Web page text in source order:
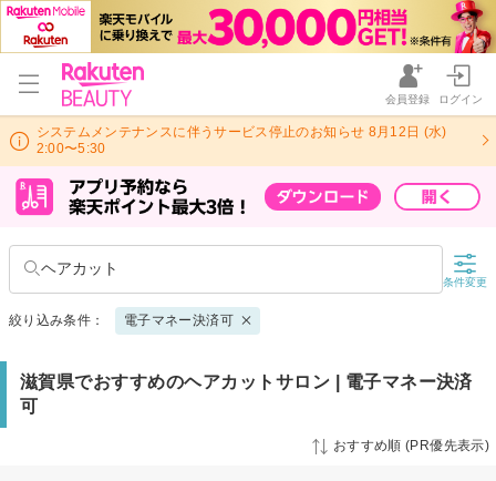
会員登録 ログイン
システムメンテナンスに伴うサービス停止のお知らせ 8月12日 (水)
2:00〜5:30
ヘアカット
条件変更
絞り込み条件： 電子マネー決済可
滋賀県でおすすめのヘアカットサロン | 電子マネー決済
可
おすすめ順 (PR優先表示)